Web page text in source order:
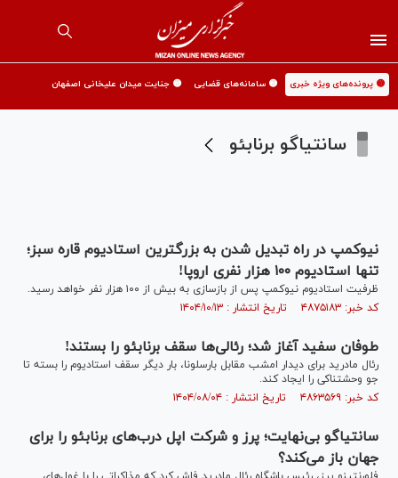
🟡 پرونده‌های ویژه خبری 🟡 سامانه‌های قضایی 🟡 جنایت میدان علیخانی اصفهان
سانتیاگو برنابئو
نیوکمپ در راه تبدیل شدن به بزرگترین استادیوم قاره سبز؛
تنها استادیوم ۱۰۰ هزار نفری اروپا!
ظرفیت استادیوم نیوکمپ پس از بازسازی به بیش از ۱۰۰ هزار نفر خواهد رسید.
کد خبر: ۴۸۷۵۱۸۳ تاریخ انتشار : ۱۴۰۴/۱۰/۱۳
طوفان سفید آغاز شد؛ رئالی‌ها سقف برنابئو را بستند!
رئال مادرید برای دیدار امشب مقابل بارسلونا، بار دیگر سقف استادیوم را بسته تا
جو وحشتناکی را ایجاد کند.
کد خبر: ۴۸۶۳۵۶۹ تاریخ انتشار : ۱۴۰۴/۰۸/۰۴
سانتیاگو بی‌نهایت؛ پرز و شرکت اپل درب‌های برنابئو را برای
جهان باز می‌کند؟